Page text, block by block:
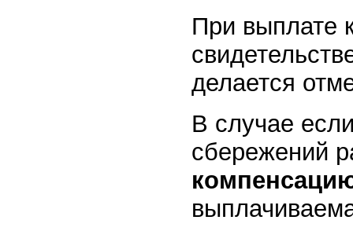
При выплате
делается
В случае
сбережений